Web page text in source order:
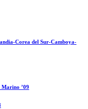
Corea del Sur-Camboya-
’09